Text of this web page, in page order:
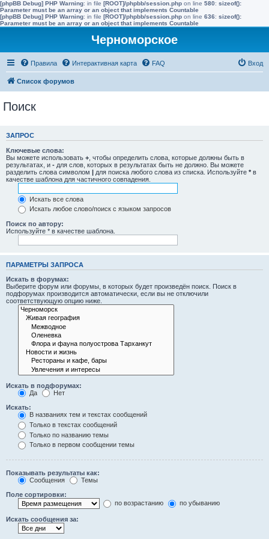
[phpBB Debug] PHP Warning: in file [ROOT]/phpbb/session.php on line 580: sizeof():
Parameter must be an array or an object that implements Countable
[phpBB Debug] PHP Warning: in file [ROOT]/phpbb/session.php on line 636: sizeof():
Parameter must be an array or an object that implements Countable
Черноморское
Правила Интерактивная карта FAQ Вход
Список форумов
Поиск
ЗАПРОС
Ключевые слова:
Вы можете использовать + , чтобы определить слова, которые должны быть в
результатах, и - для слов, которых в результатах быть не должно. Вы можете
разделить слова символом | для поиска любого слова из списка. Используйте * в
качестве шаблона для частичного совпадения.
Искать все слова
Искать любое слово/поиск с языком запросов
Поиск по автору:
Используйте * в качестве шаблона.
ПАРАМЕТРЫ ЗАПРОСА
Искать в форумах:
Выберите форум или форумы, в которых будет произведён поиск. Поиск в
подфорумах производится автоматически, если вы не отключили
соответствующую опцию ниже.
Искать в подфорумах:
Да
Нет
Искать:
В названиях тем и текстах сообщений
Только в текстах сообщений
Только по названию темы
Только в первом сообщении темы
Показывать результаты как:
Сообщения
Темы
Поле сортировки:
по возрастанию
по убыванию
Искать сообщения за: